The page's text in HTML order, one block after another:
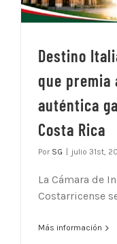
Destino
que premia
auténtica
Costa Rica
Por SG | julio 31st,
La Cámara de
Costarricense
Más información